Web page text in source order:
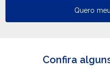
Quero
Confira